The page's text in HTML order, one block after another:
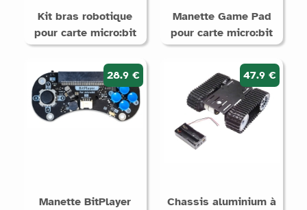
Kit bras robotique
pour carte micro:bit
Manette Game Pad
pour carte micro:bit
28.9 €
Manette BitPlayer
47.9 €
Chassis aluminium à